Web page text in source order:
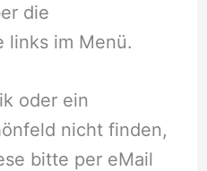
die
links im Menü.
oder ein
nicht finden,
bitte per eMail